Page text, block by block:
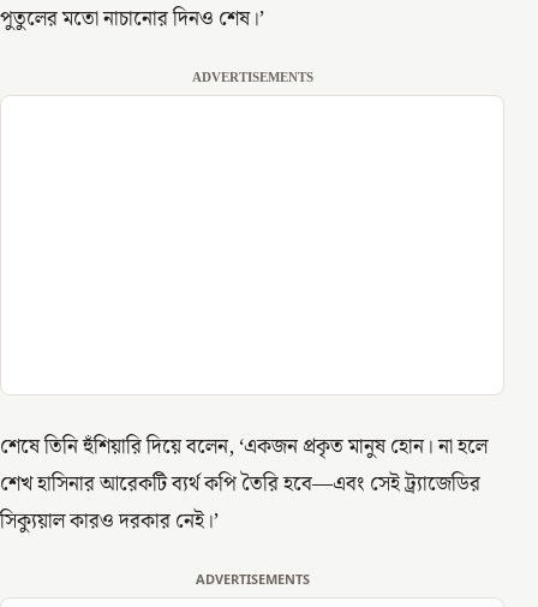
পুতুলের মতো নাচানোর দিনও শেষ।’
ADVERTISEMENTS
শেষে তিনি হুঁশিয়ারি দিয়ে বলেন, ‘একজন প্রকৃত মানুষ হোন। না হলে
শেখ হাসিনার আরেকটি ব্যর্থ কপি তৈরি হবে—এবং সেই ট্র্যাজেডির
সিক্যুয়াল কারও দরকার নেই।’
ADVERTISEMENTS